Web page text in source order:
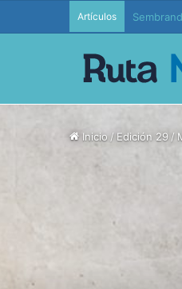
Artículos Edición
Inicio/Edición 29 /